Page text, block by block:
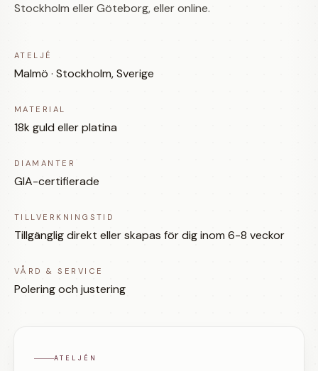
Stockholm eller Göteborg, eller online.
ATELJÉ
Malmö · Stockholm, Sverige
MATERIAL
18k guld eller platina
DIAMANTER
GIA-certifierade
TILLVERKNINGSTID
Tillgänglig direkt eller skapas för dig inom 6-8 veckor
VÅRD & SERVICE
Polering och justering
ATELJÉN